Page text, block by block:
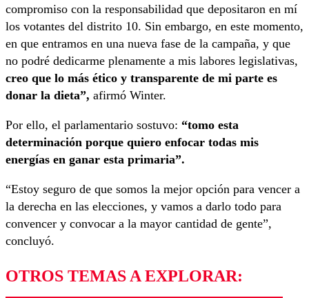
compromiso con la responsabilidad que depositaron en mí
los votantes del distrito 10. Sin embargo, en este momento,
en que entramos en una nueva fase de la campaña, y que
no podré dedicarme plenamente a mis labores legislativas,
creo que lo más ético y transparente de mi parte es
donar la dieta”, afirmó Winter.
Por ello, el parlamentario sostuvo: “tomo esta
determinación porque quiero enfocar todas mis
energías en ganar esta primaria”.
“Estoy seguro de que somos la mejor opción para vencer a
la derecha en las elecciones, y vamos a darlo todo para
convencer y convocar a la mayor cantidad de gente”,
concluyó.
OTROS TEMAS A EXPLORAR: